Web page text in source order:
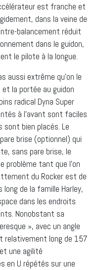
est franche et
dans la veine de
balancement réduit
dans le guidon,
le pilote à la longue.
aussi extrême qu’on le
la portée au guidon
radical Dyna Super
à l’avant sont faciles
sont bien placés. Le
brise (optionnel) qui
sans pare brise, le
problème tant que l’on
du Rocker est de
de la famille Harley,
dans les endroits
Nonobstant sa
», avec un angle
relativement long de 157
une agilité
en U répétés sur une